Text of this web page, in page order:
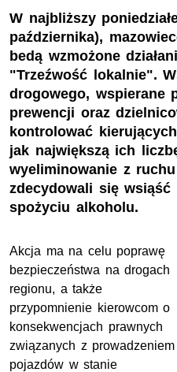
W najbliższy
października),
bedą wzmożone
"Trzeźwość lokalnie".
drogowego, wspierane
prewencji oraz
kontrolować
jak największą ich
wyeliminowanie z
zdecydowali się
spożyciu alkoholu.
Akcja ma na celu poprawę
bezpieczeństwa na drogach
regionu, a także
przypomnienie kierowcom o
konsekwencjach prawnych
związanych z prowadzeniem
pojazdów w stanie